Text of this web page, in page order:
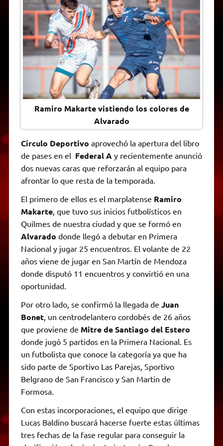
A
p
p
r
a
m
e
r
o
o
k
n
g
e
r
i
n
k
F
r
i
e
n
l
Ramiro Makarte vistiendo los colores de
Alvarado
Círculo Deportivo aprovechó la apertura del libro
de pases en el Federal A y recientemente anunció
dos nuevas caras que reforzarán al equipo para
afrontar lo que resta de la temporada.
El primero de ellos es el marplatense Ramiro
Makarte, que tuvo sus inicios futbolísticos en
Quilmes de nuestra ciudad y que se formó en
Alvarado donde llegó a debutar en Primera
Nacional y jugar 25 encuentros. El volante de 22
años viene de jugar en San Martín de Mendoza
donde disputó 11 encuentros y convirtió en una
oportunidad.
Por otro lado, se confirmó la llegada de Juan
Bonet, un centrodelantero cordobés de 26 años
que proviene de Mitre de Santiago del Estero
donde jugó 5 partidos en la Primera Nacional. Es
un futbolista que conoce la categoría ya que ha
sido parte de Sportivo Las Parejas, Sportivo
Belgrano de San Francisco y San Martin de
Formosa.
Con estas incorporaciones, el equipo que dirige
Lucas Baldino buscará hacerse fuerte estas últimas
tres fechas de la fase regular para conseguir la